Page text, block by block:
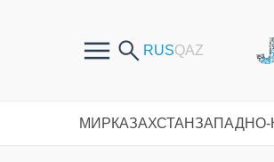
МИРКАЗАХСТАНЗАПАДНО-